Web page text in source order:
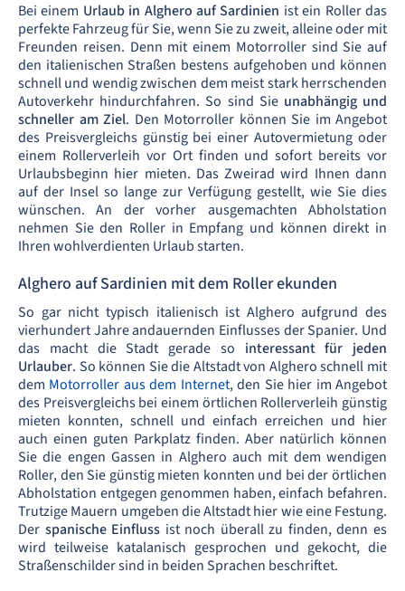
Bei einem Urlaub in Alghero auf Sardinien ist ein Roller das
perfekte Fahrzeug für Sie, wenn Sie zu zweit, alleine oder mit
Freunden reisen. Denn mit einem Motorroller sind Sie auf
den italienischen Straßen bestens aufgehoben und können
schnell und wendig zwischen dem meist stark herrschenden
Autoverkehr hindurchfahren. So sind Sie unabhängig und
schneller am Ziel. Den Motorroller können Sie im Angebot
des Preisvergleichs günstig bei einer Autovermietung oder
einem Rollerverleih vor Ort finden und sofort bereits vor
Urlaubsbeginn hier mieten. Das Zweirad wird Ihnen dann
auf der Insel so lange zur Verfügung gestellt, wie Sie dies
wünschen. An der vorher ausgemachten Abholstation
nehmen Sie den Roller in Empfang und können direkt in
Ihren wohlverdienten Urlaub starten.
Alghero auf Sardinien mit dem Roller ekunden
So gar nicht typisch italienisch ist Alghero aufgrund des
vierhundert Jahre andauernden Einflusses der Spanier. Und
das macht die Stadt gerade so interessant für jeden
Urlauber. So können Sie die Altstadt von Alghero schnell mit
dem Motorroller aus dem Internet, den Sie hier im Angebot
des Preisvergleichs bei einem örtlichen Rollerverleih günstig
mieten konnten, schnell und einfach erreichen und hier
auch einen guten Parkplatz finden. Aber natürlich können
Sie die engen Gassen in Alghero auch mit dem wendigen
Roller, den Sie günstig mieten konnten und bei der örtlichen
Abholstation entgegen genommen haben, einfach befahren.
Trutzige Mauern umgeben die Altstadt hier wie eine Festung.
Der spanische Einfluss ist noch überall zu finden, denn es
wird teilweise katalanisch gesprochen und gekocht, die
Straßenschilder sind in beiden Sprachen beschriftet.